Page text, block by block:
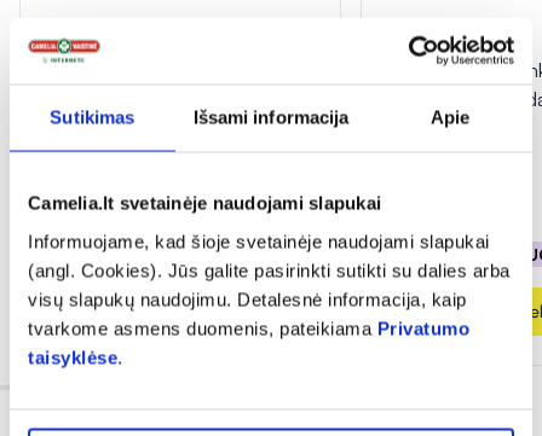
Sutikimas Išsami informacija Apie
Camelia.lt svetainėje naudojami slapukai
Informuojame, kad šioje svetainėje naudojami slapukai
(angl. Cookies). Jūs galite pasirinkti sutikti su dalies arba
visų slapukų naudojimu. Detalesnė informacija, kaip
tvarkome asmens duomenis, pateikiama Privatumo
taisyklėse.
DELIA rankų kremas su arganų
0,94 € 1,88 €
% PAPILDOMA NUOLAIDA
Į krepšelį
-40%
PHARMA LINE
sausai, atopinei
dydis, 40 ml
% PAPILDOMA
Į